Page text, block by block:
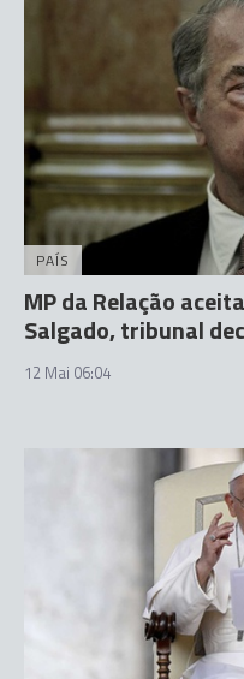
PAÍS
MP da Relação
Salgado, tribunal
12 Mai 06:04